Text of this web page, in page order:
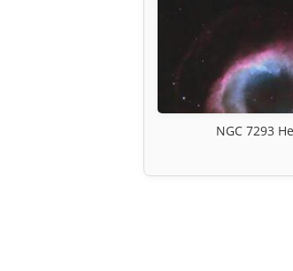
NGC 7293